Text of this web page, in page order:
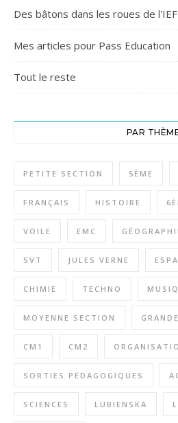
Des bâtons dans les roues de l'IEF
Mes articles pour Pass Education
Tout le reste
PAR
PETITE SECTION 5ÈME
FRANÇAIS HISTOIRE
VOILE EMC
SVT JULES VERNE
CHIMIE TECHNO
MOYENNE SECTION
CM1 CM2
SORTIES PÉDAGOGIQUES
SCIENCES LUBIENSKA